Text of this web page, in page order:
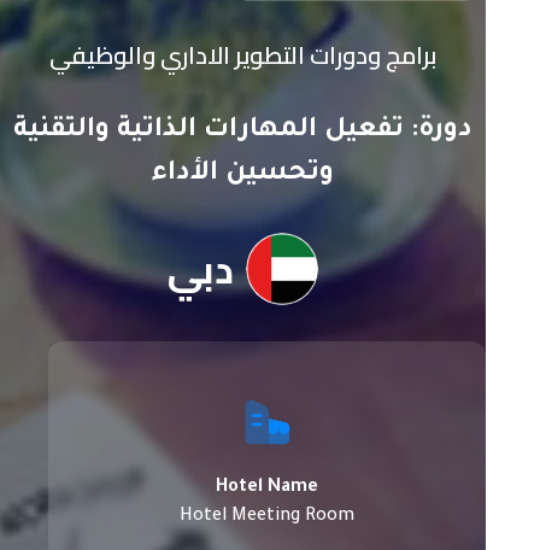
برامج ودورات التطوير الاداري والوظيفي
دورة: تفعيل المهارات الذاتية والتقنية
وتحسين الأداء
دبي
Hotel Name
Hotel Meeting Room